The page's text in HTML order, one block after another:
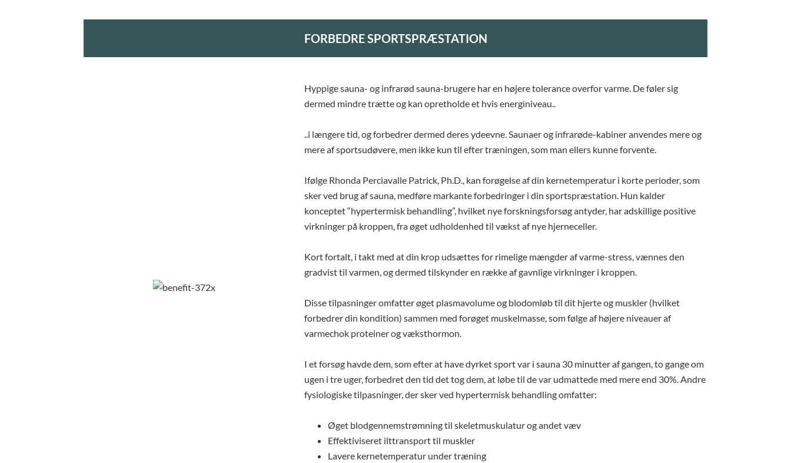
FORBEDRE SPORTSPRÆSTATION
Hyppige sauna- og infrarød sauna-brugere har en højere tolerance overfor varme. De føler sig
dermed mindre trætte og kan opretholde et hvis energiniveau..
..i længere tid, og forbedrer dermed deres ydeevne. Saunaer og infrarøde-kabiner anvendes mere og
mere af sportsudøvere, men ikke kun til efter træningen, som man ellers kunne forvente.
Ifølge Rhonda Perciavalle Patrick, Ph.D., kan forøgelse af din kernetemperatur i korte perioder, som
sker ved brug af sauna, medføre markante forbedringer i din sportspræstation. Hun kalder
konceptet “hypertermisk behandling”, hvilket nye forskningsforsøg antyder, har adskillige positive
virkninger på kroppen, fra øget udholdenhed til vækst af nye hjerneceller.
Kort fortalt, i takt med at din krop udsættes for rimelige mængder af varme-stress, vænnes den
gradvist til varmen, og dermed tilskynder en række af gavnlige virkninger i kroppen.
Disse tilpasninger omfatter øget plasmavolume og blodomløb til dit hjerte og muskler (hvilket
forbedrer din kondition) sammen med forøget muskelmasse, som følge af højere niveauer af
varmechok proteiner og væksthormon.
I et forsøg havde dem, som efter at have dyrket sport var i sauna 30 minutter af gangen, to gange om
ugen i tre uger, forbedret den tid det tog dem, at løbe til de var udmattede med mere end 30%. Andre
fysiologiske tilpasninger, der sker ved hypertermisk behandling omfatter:
Øget blodgennemstrømning til skeletmuskulatur og andet væv
Effektiviseret ilttransport til muskler
Lavere kernetemperatur under træning